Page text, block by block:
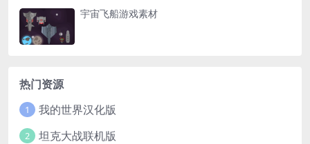
宇宙飞船游戏素材
热门资源
1 我的世界汉化版
2 坦克大战联机版